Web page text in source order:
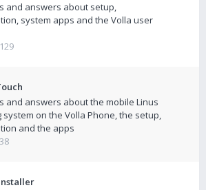
and answers about setup,
system apps and the Volla user
129
and answers about the mobile Linus
system on the Volla Phone, the setup,
and the apps
38